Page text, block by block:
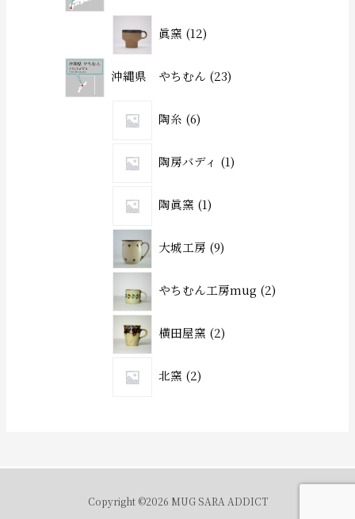
眞窯 12
沖縄県 やちむん 23
陶糸 6
陶房バディ 1
陶眞窯 1
大城工房 9
やちむん工房mug 2
横田屋窯 2
北窯 2
Copyright ©2026 MUG SARA ADDICT